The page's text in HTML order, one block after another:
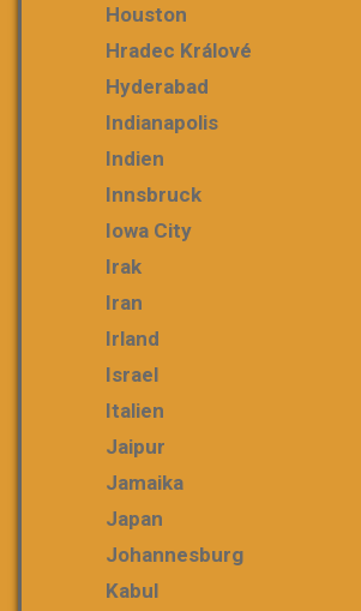
Houston
Hradec Králové
Hyderabad
Indianapolis
Indien
Innsbruck
Iowa City
Irak
Iran
Irland
Israel
Italien
Jaipur
Jamaika
Japan
Johannesburg
Kabul